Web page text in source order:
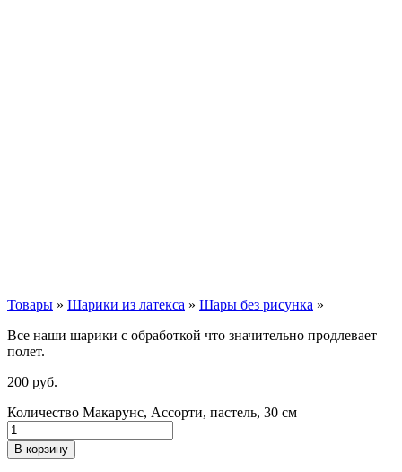
Товары » Шарики из латекса » Шары без рисунка »
Все наши шарики с обработкой что значительно продлевает
полет.
200 руб.
Количество Макарунс, Ассорти, пастель, 30 см
В корзину